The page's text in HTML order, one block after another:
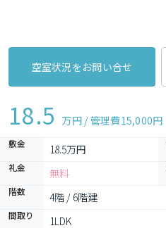
空室状況をお問い合せ
18.5 万円 / 管理費15,000円
敷金 18.5万円
礼金 無料
階数 4階 / 6階建
間取り 1LDK